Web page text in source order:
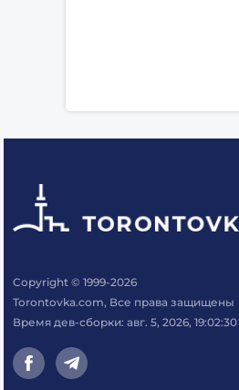
Copyright © 1999-2026
Torontovka.com, Все права защищены
Время дев-сборки: авг. 5, 2026, 19:02:30